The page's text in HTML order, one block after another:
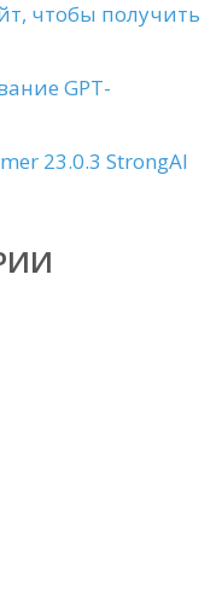
чтобы получить
GPT-
23.0.3 StrongAI